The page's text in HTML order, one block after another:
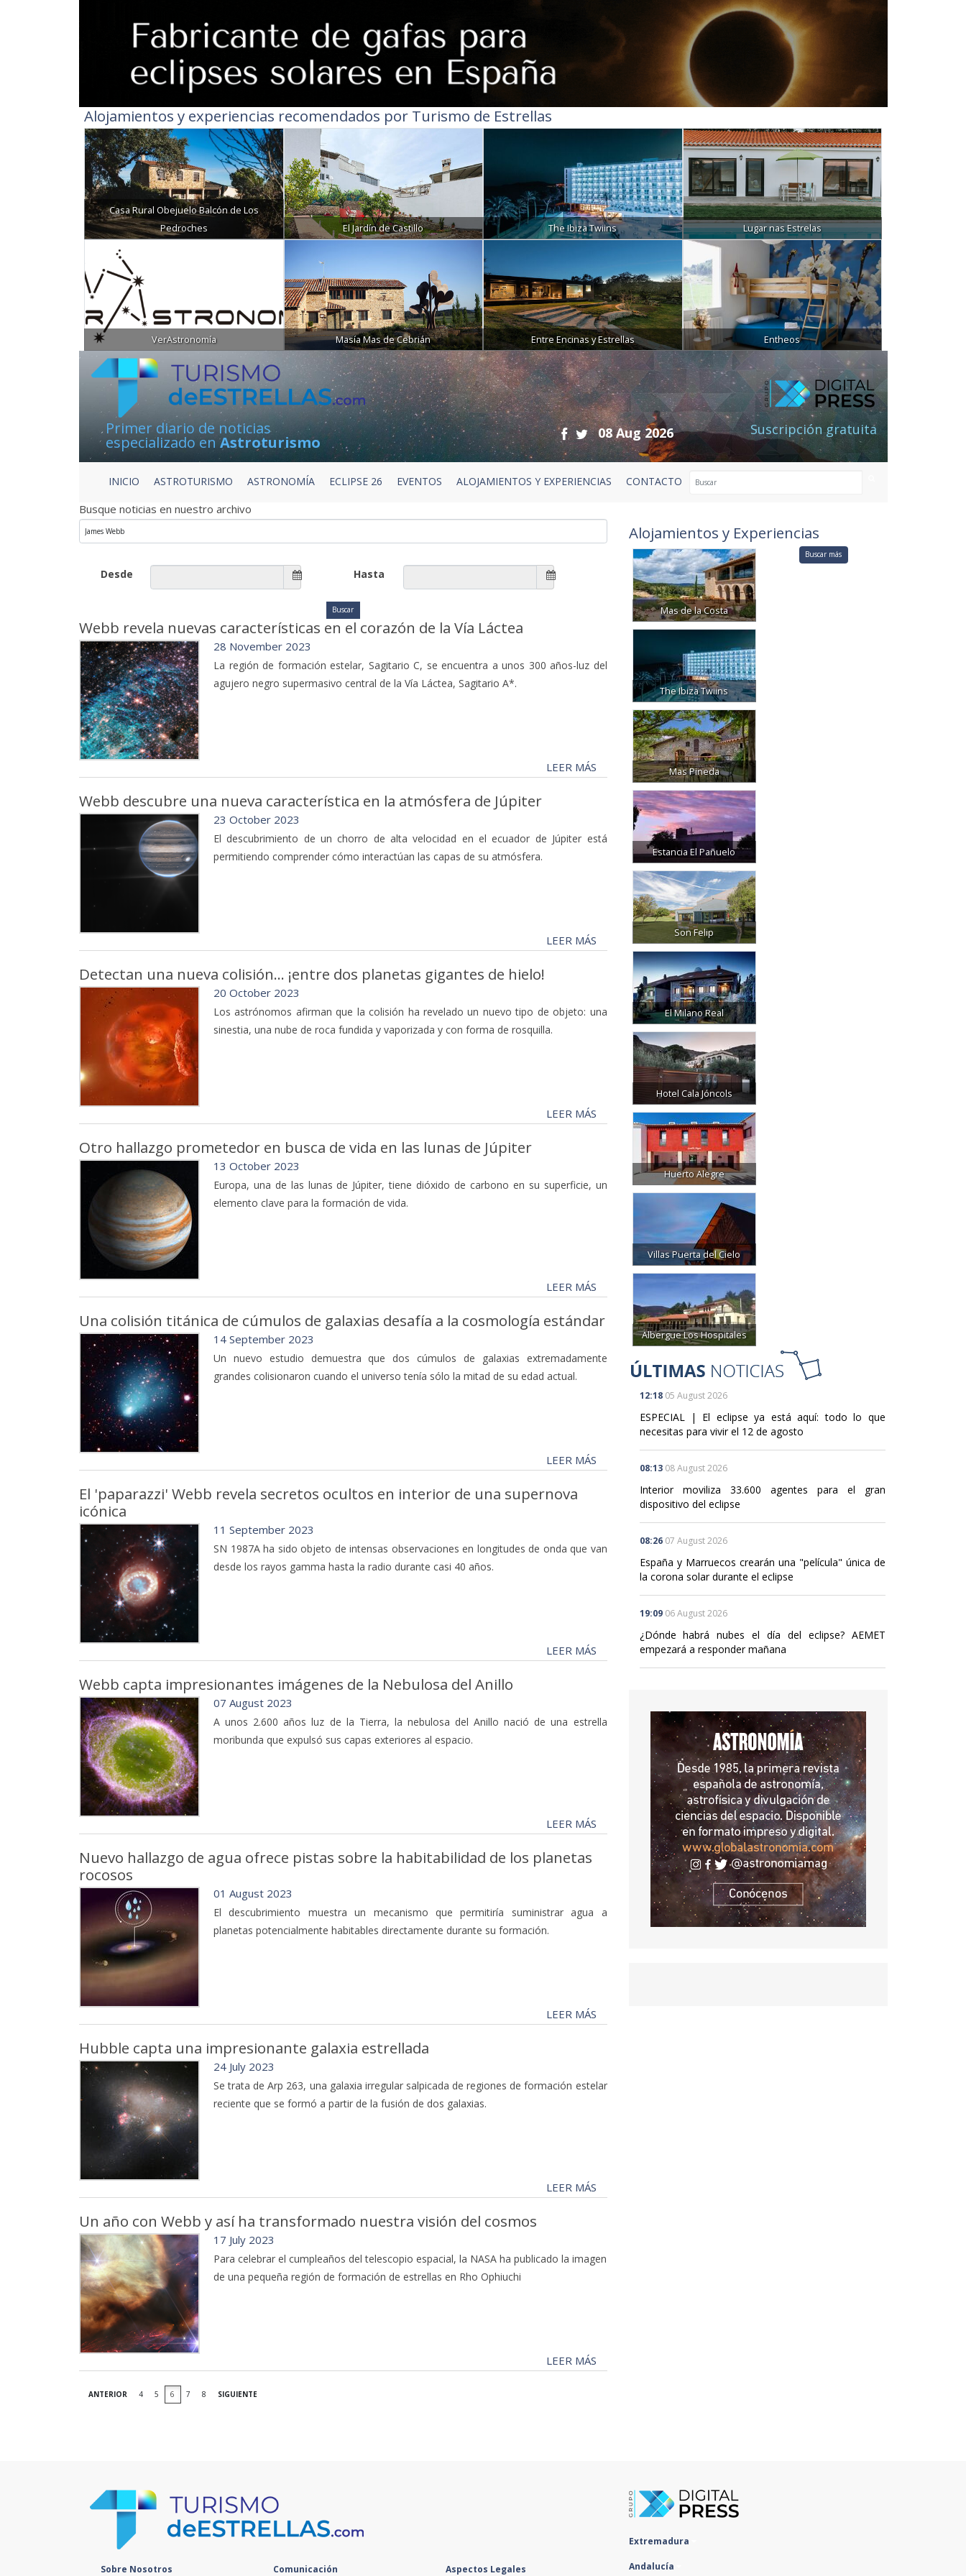
Alojamientos y experiencias recomendados por Turismo de Estrellas
Casa Rural Obejuelo Balcón de Los
Pedroches
El Jardín de Castillo The Ibiza Twiins Lugar nas Estrelas
VerAstronomía Masía Mas de Cebrián Entre Encinas y Estrellas Entheos
Primer diario de noticias
especializado enAstroturismo
08 Aug 2026 Suscripción gratuita
INICIO ASTROTURISMO ASTRONOMÍA ECLIPSE 26 EVENTOS ALOJAMIENTOS Y EXPERIENCIAS CONTACTO
Busque noticias en nuestro archivo
Desde Hasta
Webb revela nuevas características en el corazón de la Vía Láctea
28 November 2023
La región de formación estelar, Sagitario C, se encuentra a unos 300 años-luz del
agujero negro supermasivo central de la Vía Láctea, Sagitario A*.
LEER MÁS
Webb descubre una nueva característica en la atmósfera de Júpiter
23 October 2023
El descubrimiento de un chorro de alta velocidad en el ecuador de Júpiter está
permitiendo comprender cómo interactúan las capas de su atmósfera.
LEER MÁS
Detectan una nueva colisión... ¡entre dos planetas gigantes de hielo!
20 October 2023
Los astrónomos afirman que la colisión ha revelado un nuevo tipo de objeto: una
sinestia, una nube de roca fundida y vaporizada y con forma de rosquilla.
LEER MÁS
Otro hallazgo prometedor en busca de vida en las lunas de Júpiter
13 October 2023
Europa, una de las lunas de Júpiter, tiene dióxido de carbono en su superficie, un
elemento clave para la formación de vida.
LEER MÁS
Una colisión titánica de cúmulos de galaxias desafía a la cosmología estándar
14 September 2023
Un nuevo estudio demuestra que dos cúmulos de galaxias extremadamente
grandes colisionaron cuando el universo tenía sólo la mitad de su edad actual.
LEER MÁS
El 'paparazzi' Webb revela secretos ocultos en interior de una supernova
icónica
11 September 2023
SN 1987A ha sido objeto de intensas observaciones en longitudes de onda que van
desde los rayos gamma hasta la radio durante casi 40 años.
LEER MÁS
Webb capta impresionantes imágenes de la Nebulosa del Anillo
07 August 2023
A unos 2.600 años luz de la Tierra, la nebulosa del Anillo nació de una estrella
moribunda que expulsó sus capas exteriores al espacio.
LEER MÁS
Nuevo hallazgo de agua ofrece pistas sobre la habitabilidad de los planetas
rocosos
01 August 2023
El descubrimiento muestra un mecanismo que permitiría suministrar agua a
planetas potencialmente habitables directamente durante su formación.
LEER MÁS
Hubble capta una impresionante galaxia estrellada
24 July 2023
Se trata de Arp 263, una galaxia irregular salpicada de regiones de formación estelar
reciente que se formó a partir de la fusión de dos galaxias.
LEER MÁS
Un año con Webb y así ha transformado nuestra visión del cosmos
17 July 2023
Para celebrar el cumpleaños del telescopio espacial, la NASA ha publicado la imagen
de una pequeña región de formación de estrellas en Rho Ophiuchi
LEER MÁS
ANTERIOR 4 5 6 7 8 SIGUIENTE
Alojamientos y Experiencias
Mas de la Costa
The Ibiza Twiins
Mas Pineda
Estancia El Pañuelo
Son Felip
El Milano Real
Hotel Cala Jóncols
Huerto Alegre
Villas Puerta del Cielo
Albergue Los Hospitales
Buscar más
12:18 05 August 2026
ESPECIAL | El eclipse ya está aquí: todo lo que
necesitas para vivir el 12 de agosto
08:13 08 August 2026
Interior moviliza 33.600 agentes para el gran
dispositivo del eclipse
08:26 07 August 2026
España y Marruecos crearán una "película" única de
la corona solar durante el eclipse
19:09 06 August 2026
¿Dónde habrá nubes el día del eclipse? AEMET
empezará a responder mañana
Sobre Nosotros Comunicación Aspectos Legales
Extremadura
Andalucía